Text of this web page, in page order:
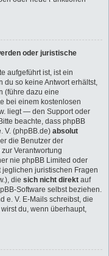
oder juristische
aufgeführt ist, ist ein
du so keine Antwort erhältst,
(führe dazu eine
bei einem kostenlosen
liegt — den Support oder
beachte, dass phpBB
V. (phpBB.de) absolut
die Benutzer der
Verantwortung
nie phpBB Limited oder
juristischen Fragen
die sich nicht direkt auf
Software selbst beziehen.
e. V. E-Mails schreibst, die
wirst du, wenn überhaupt,